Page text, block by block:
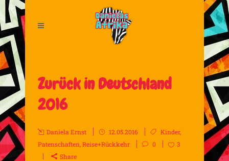
Zurück in Deutschland
2016
Daniela Ernst 12.05.2016 Kinder,
Patenschaften,Reise+Rückkehr 0
3
Share